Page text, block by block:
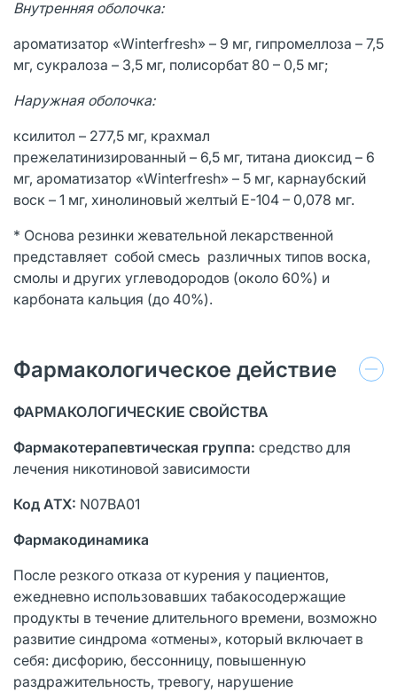
Внутренняя оболочка:
ароматизатор «Winterfresh» – 9 мг, гипромеллоза – 7,5
мг, сукралоза – 3,5 мг, полисорбат 80 – 0,5 мг;
Наружная оболочка:
ксилитол – 277,5 мг, крахмал
прежелатинизированный – 6,5 мг, титана диоксид – 6
мг, ароматизатор «Winterfresh» – 5 мг, карнаубский
воск – 1 мг, хинолиновый желтый Е-104 – 0,078 мг.
* Основа резинки жевательной лекарственной
представляет собой смесь различных типов воска,
смолы и других углеводородов (около 60%) и
карбоната кальция (до 40%).
Фармакологическое действие
ФАРМАКОЛОГИЧЕСКИЕ СВОЙСТВА
Фармакотерапевтическая группа: средство для
лечения никотиновой зависимости
Код АТХ: N07BA01
Фармакодинамика
После резкого отказа от курения у пациентов,
ежедневно использовавших табакосодержащие
продукты в течение длительного времени, возможно
развитие синдрома «отмены», который включает в
себя: дисфорию, бессонницу, повышенную
раздражительность, тревогу, нарушение